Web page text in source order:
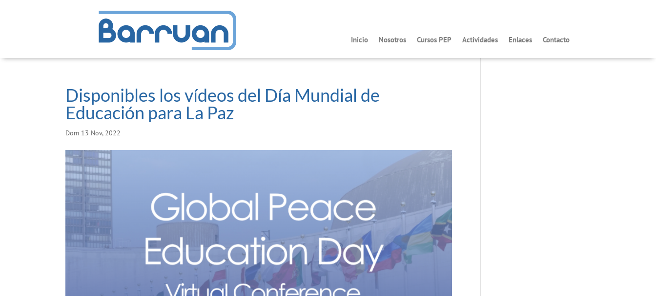
Inicio Nosotros Cursos PEP Actividades Enlaces Contacto
Disponibles los vídeos del Día Mundial de
Educación para La Paz
Dom 13 Nov, 2022